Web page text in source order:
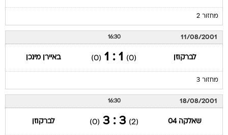
מחזור 2
11/08/2001
16:30
לברקוזן (0)
1 : 1
(0) באיירן מינכן
מחזור 3
18/08/2001
16:30
שאלקה 04 (2)
3 : 3
(0) לברקוזן